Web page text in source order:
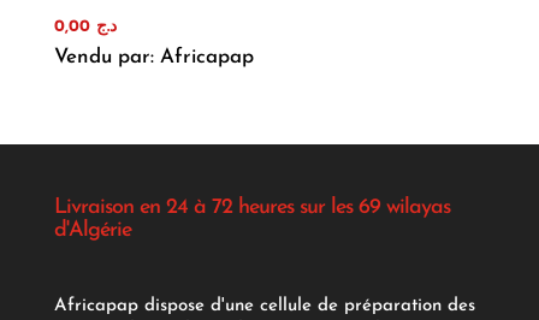
د.ج 0,00
Vendu par: Africapap
Livraison en 24 à 72 heures sur les 69 wilayas
d'Algérie
Africapap dispose d'une cellule de préparation des